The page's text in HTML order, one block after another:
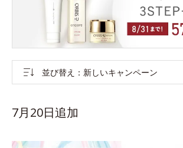
並び替え 新しいキャンペーン
7月20日追加